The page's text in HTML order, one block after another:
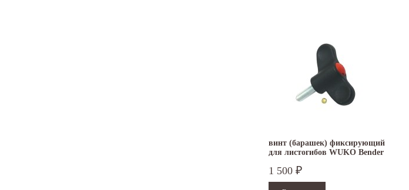
винт (барашек) фиксирующий
для листогибов WUKO Bender
1 500 ₽